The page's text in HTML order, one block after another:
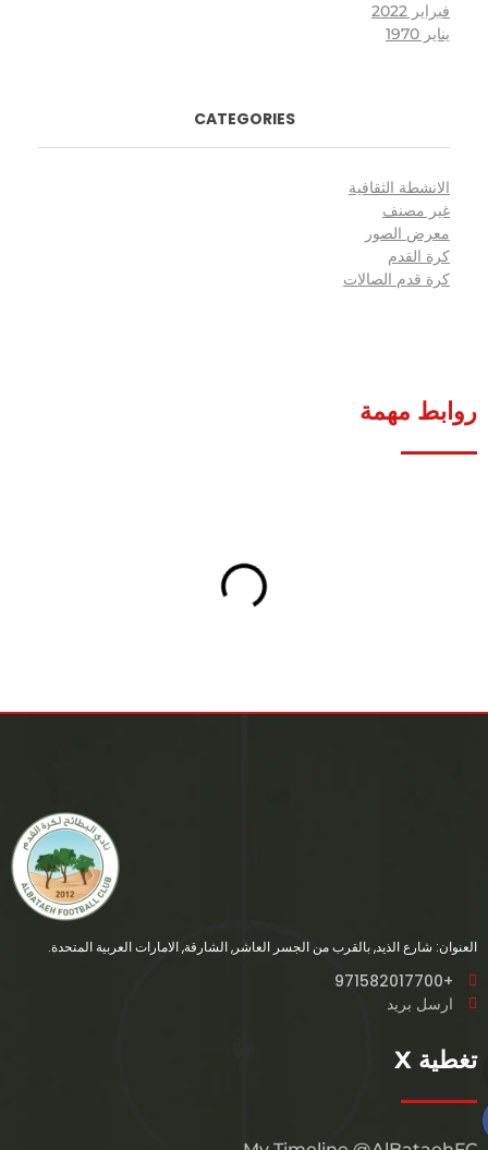
فبراير 2022
يناير 1970
CATEGORIES
الانشطة الثقافية
غير مصنف
معرض الصور
كرة القدم
كرة قدم الصالات
روابط مهمة
العنوان: شارع الذيد, بالقرب من الجسر العاشر, الشارقة, الامارات العربية المتحدة.
+971582017700
ارسل بريد
تغطية X